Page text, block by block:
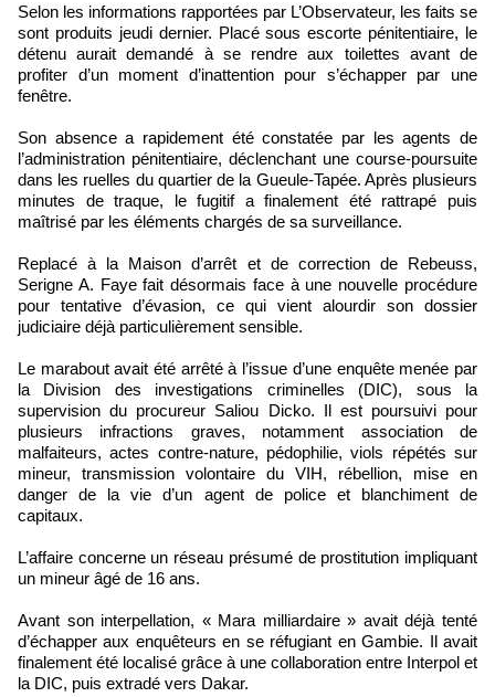
Selon les informations rapportées par L’Observateur, les faits se
sont produits jeudi dernier. Placé sous escorte pénitentiaire, le
détenu aurait demandé à se rendre aux toilettes avant de
profiter d’un moment d’inattention pour s’échapper par une
fenêtre.
Son absence a rapidement été constatée par les agents de
l’administration pénitentiaire, déclenchant une course-poursuite
dans les ruelles du quartier de la Gueule-Tapée. Après plusieurs
minutes de traque, le fugitif a finalement été rattrapé puis
maîtrisé par les éléments chargés de sa surveillance.
Replacé à la Maison d’arrêt et de correction de Rebeuss,
Serigne A. Faye fait désormais face à une nouvelle procédure
pour tentative d’évasion, ce qui vient alourdir son dossier
judiciaire déjà particulièrement sensible.
Le marabout avait été arrêté à l’issue d’une enquête menée par
la Division des investigations criminelles (DIC), sous la
supervision du procureur Saliou Dicko. Il est poursuivi pour
plusieurs infractions graves, notamment association de
malfaiteurs, actes contre-nature, pédophilie, viols répétés sur
mineur, transmission volontaire du VIH, rébellion, mise en
danger de la vie d’un agent de police et blanchiment de
capitaux.
L’affaire concerne un réseau présumé de prostitution impliquant
un mineur âgé de 16 ans.
Avant son interpellation, « Mara milliardaire » avait déjà tenté
d’échapper aux enquêteurs en se réfugiant en Gambie. Il avait
finalement été localisé grâce à une collaboration entre Interpol et
la DIC, puis extradé vers Dakar.